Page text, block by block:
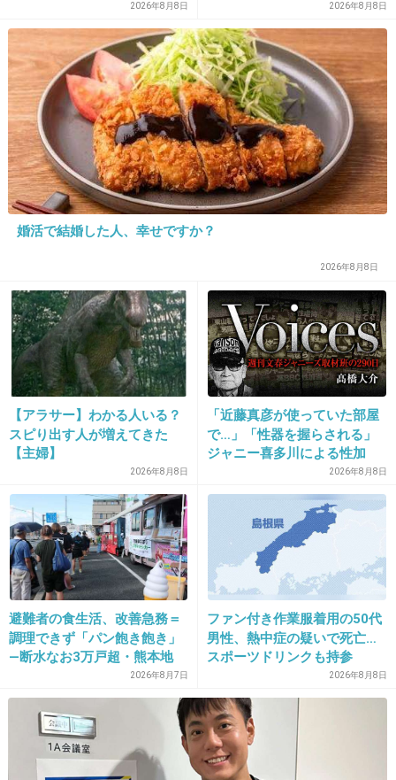
2018/07/16(月) 17:25:54
西島とはいつ結婚するんだろう
+30 -56
17. 匿名2018/07/16(月) 17:26:17
朝ドラで歌っているのを聴いたとき、下手過ぎ
てビックリした！
顔も、どんよりした上目遣いが嫌い。
18. 匿名 2018/07/16(月) 17:29:45
ソロツアーはいいけど持ち歌まだ少ないよね？
AAAの曲を歌うのかな？
+91 -4
19. 匿名2018/07/16(月) 17:30:08
>>8
Aオタは行くでしょ
+31
20. 匿名2018/07/16(月) 17:30:09
つまらん(笑)
2026年8月8日
貯められない…一方、子育て
していない人は潤沢な資金で
悠々老後だと歪んでいるので
は？→様々な意見
2026年8月8日
婚活で結婚した人、幸せですか？
2026年8月8日
【アラサー】わかる人いる？
スピり出す人が増えてきた
【主婦】
2026年8月8日
「近藤真彦が使っていた部屋
で…」「性器を握らされる」
ジャニー喜多川による性加
害、語り始めた被害者たち
《徹底取材の裏側》
2026年8月8日
避難者の食生活、改善急務＝
調理できず「パン飽き飽き」
―断水なお3万戸超・熊本地
2026年8月7日
ファン付き作業服着用の50代
男性、熱中症の疑いで死亡…
スポーツドリンクも持参
2026年8月8日